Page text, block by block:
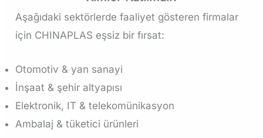
Aşağıdaki sektörlerde faaliyet gösteren firmalar
için CHINAPLAS eşsiz bir fırsat:
Otomotiv & yan sanayi
İnşaat & şehir altyapısı
Elektronik, IT & telekomünikasyon
Ambalaj & tüketici ürünleri